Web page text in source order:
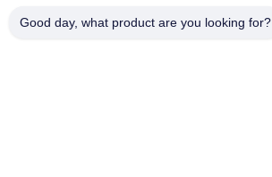
Good day, what product are you looking for?